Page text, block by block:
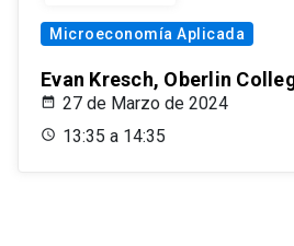
Microeconomía Aplicada
Evan Kresch, Oberlin
27 de Marzo de 2024
13:35 a 14:35